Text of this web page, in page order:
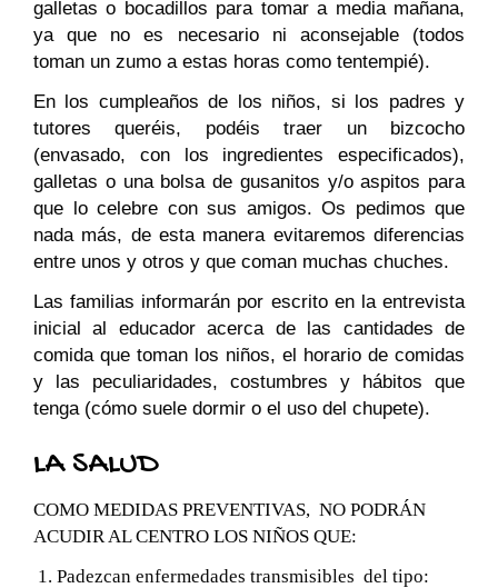
galletas o bocadillos para tomar a media mañana,
ya que no es necesario ni aconsejable (todos
toman un zumo a estas horas como tentempié).
En los cumpleaños de los niños, si los padres y
tutores queréis, podéis traer un bizcocho
(envasado, con los ingredientes especificados),
galletas o una bolsa de gusanitos y/o aspitos para
que lo celebre con sus amigos. Os pedimos que
nada más, de esta manera evitaremos diferencias
entre unos y otros y que coman muchas chuches.
Las familias informarán por escrito en la entrevista
inicial al educador acerca de las cantidades de
comida que toman los niños, el horario de comidas
y las peculiaridades, costumbres y hábitos que
tenga (cómo suele dormir o el uso del chupete).
LA SALUD
COMO MEDIDAS PREVENTIVAS, NO PODRÁN
ACUDIR AL CENTRO LOS NIÑOS QUE:
1. Padezcan enfermedades transmisibles del tipo: